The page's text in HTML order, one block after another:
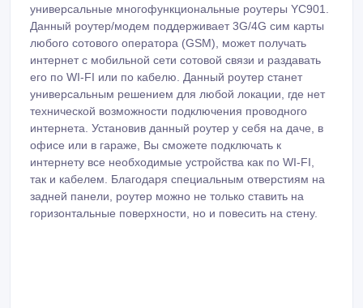
универсальные многофункциональные роутеры YC901.
Данный роутер/модем поддерживает 3G/4G сим карты
любого сотового оператора (GSM), может получать
интернет с мобильной сети сотовой связи и раздавать
его по WI-FI или по кабелю. Данный роутер станет
универсальным решением для любой локации, где нет
технической возможности подключения проводного
интернета. Установив данный роутер у себя на даче, в
офисе или в гараже, Вы сможете подключать к
интернету все необходимые устройства как по WI-FI,
так и кабелем. Благодаря специальным отверстиям на
задней панели, роутер можно не только ставить на
горизонтальные поверхности, но и повесить на стену.